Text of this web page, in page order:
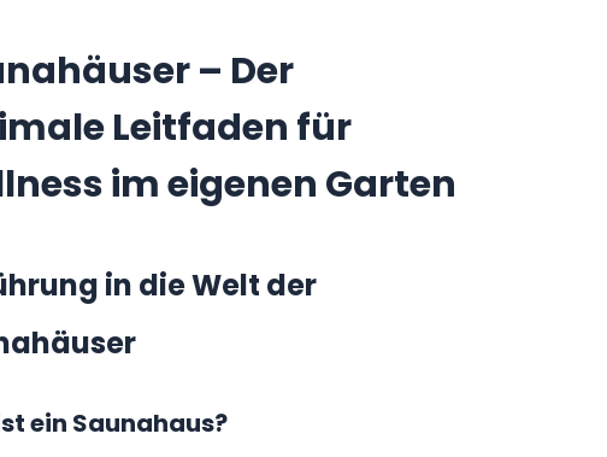
– Der
Leitfaden für
im eigenen Garten
in die Welt der
ein Saunahaus?